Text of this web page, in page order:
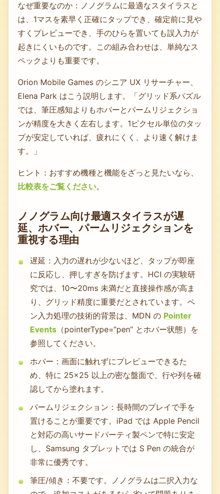
なぜ重要なのか：ノノグラムに最適なスタイラスと
は、1マスを素早く正確にタップでき、確定前に見や
すくプレビューでき、手のひらを置いても誤入力が
起きにくいものです。この組み合わせは、単純なス
ペックよりも重要です。
Orion Mobile Games のシニア UX リサーチャー、
Elena Park はこう説明します。「グリッド系パズル
では、筆圧感知よりもホバーとパームリジェクショ
ンが精度を大きく左右します。1ピクセル単位のタッ
プが安定していれば、疲れにくく、より速く解けま
す。」
ヒント：おすすめ機種と機能をざっと見たいなら、
比較表をご覧ください。
ノノグラム向け最適スタイラスが遅
延、ホバー、パームリジェクションを
重視する理由
遅延：入力の遅れが少ないほど、タップが即座
に反応し、押しすぎを防げます。HCI の実験研
究では、10〜20ms 未満だと直接操作感が高ま
り、グリッド精度に重要だとされています。ペ
ン入力処理の技術的背景は、MDN の Pointer
Events（pointerType=“pen” とホバー状態）を
参照してください。
ホバー：画面に触れずにプレビューできるた
め、特に 25×25 以上の密な盤面で、行や列を確
認してから塗れます。
パームリジェクション：長時間のプレイで手を
置けることが重要です。iPad では Apple Pencil
と対応の高いサードパーティ製ペンで特に安定
し、Samsung タブレットでは S Pen の統合が
非常に優秀です。
筆圧/傾き：不要です。ノノグラムは二択入力な